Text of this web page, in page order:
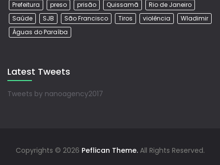
Prefeitura
preso prisão Quissamã
Rio de Janeiro
Saúde
SJB São Francisco Tiros violência
Wladimir
Águas do Paraíba
Latest Tweets
Tweets by nanoagency2017
Copyrights © 2026 Peflican Theme. All Rights Reserved.